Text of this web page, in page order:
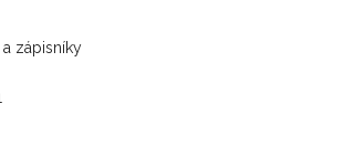
zápisníky